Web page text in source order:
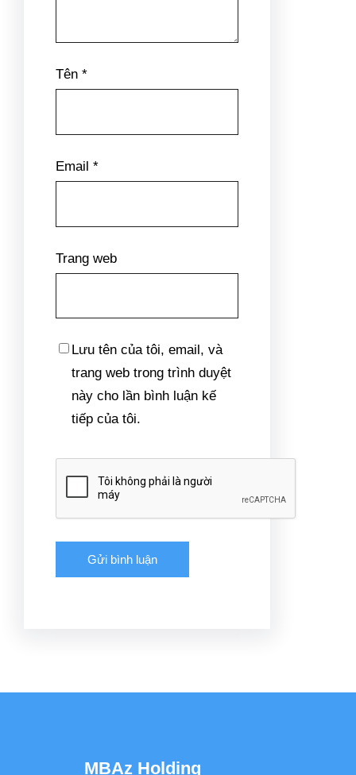
Tên *
Email *
Trang web
Lưu tên của tôi, email, và
trang web trong trình duyệt
này cho lần bình luận kế
tiếp của tôi.
MBAz Holding